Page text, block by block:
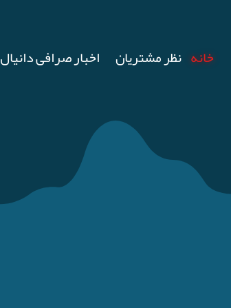
خانه نظر مشتریان اخبار صرافی دانیال